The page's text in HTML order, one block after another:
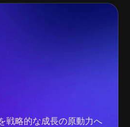
戦略的な成長の原動力へ